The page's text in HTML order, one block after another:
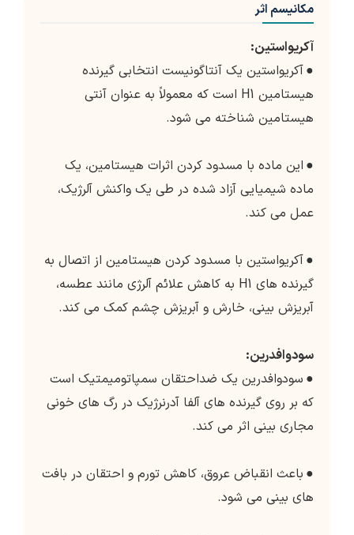
مکانیسم اثر
آکریواستین:
●آکریواستین یک آنتاگونیست انتخابی گیرنده
هیستامین H1 است که معمولاً به عنوان آنتی
هیستامین شناخته می شود.
● این ماده با مسدود کردن اثرات هیستامین، یک
ماده شیمیایی آزاد شده در طی یک واکنش آلرژیک،
عمل می کند.
●آکریواستین با مسدود کردن هیستامین از اتصال به
گیرنده های H1 به کاهش علائم آلرژی مانند عطسه،
آبریزش بینی، خارش و آبریزش چشم کمک می کند.
سودوافدرین:
● سودوافدرین یک ضداحتقان سمپاتومیمتیک است
که بر روی گیرنده های آلفا آدرنرژیک در رگ های خونی
مجاری بینی اثر می کند.
● باعث انقباض عروق، کاهش تورم و احتقان در بافت
های بینی می شود.